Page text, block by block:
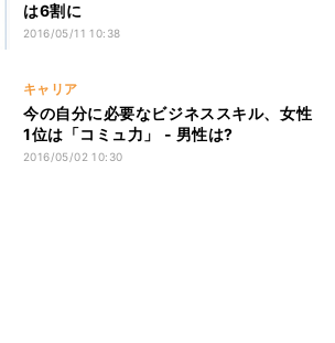
は6割に
2016/05/11 10:38
キャリア
今の自分に必要なビジネススキル、女性
1位は「コミュ力」 - 男性は?
2016/05/02 10:30